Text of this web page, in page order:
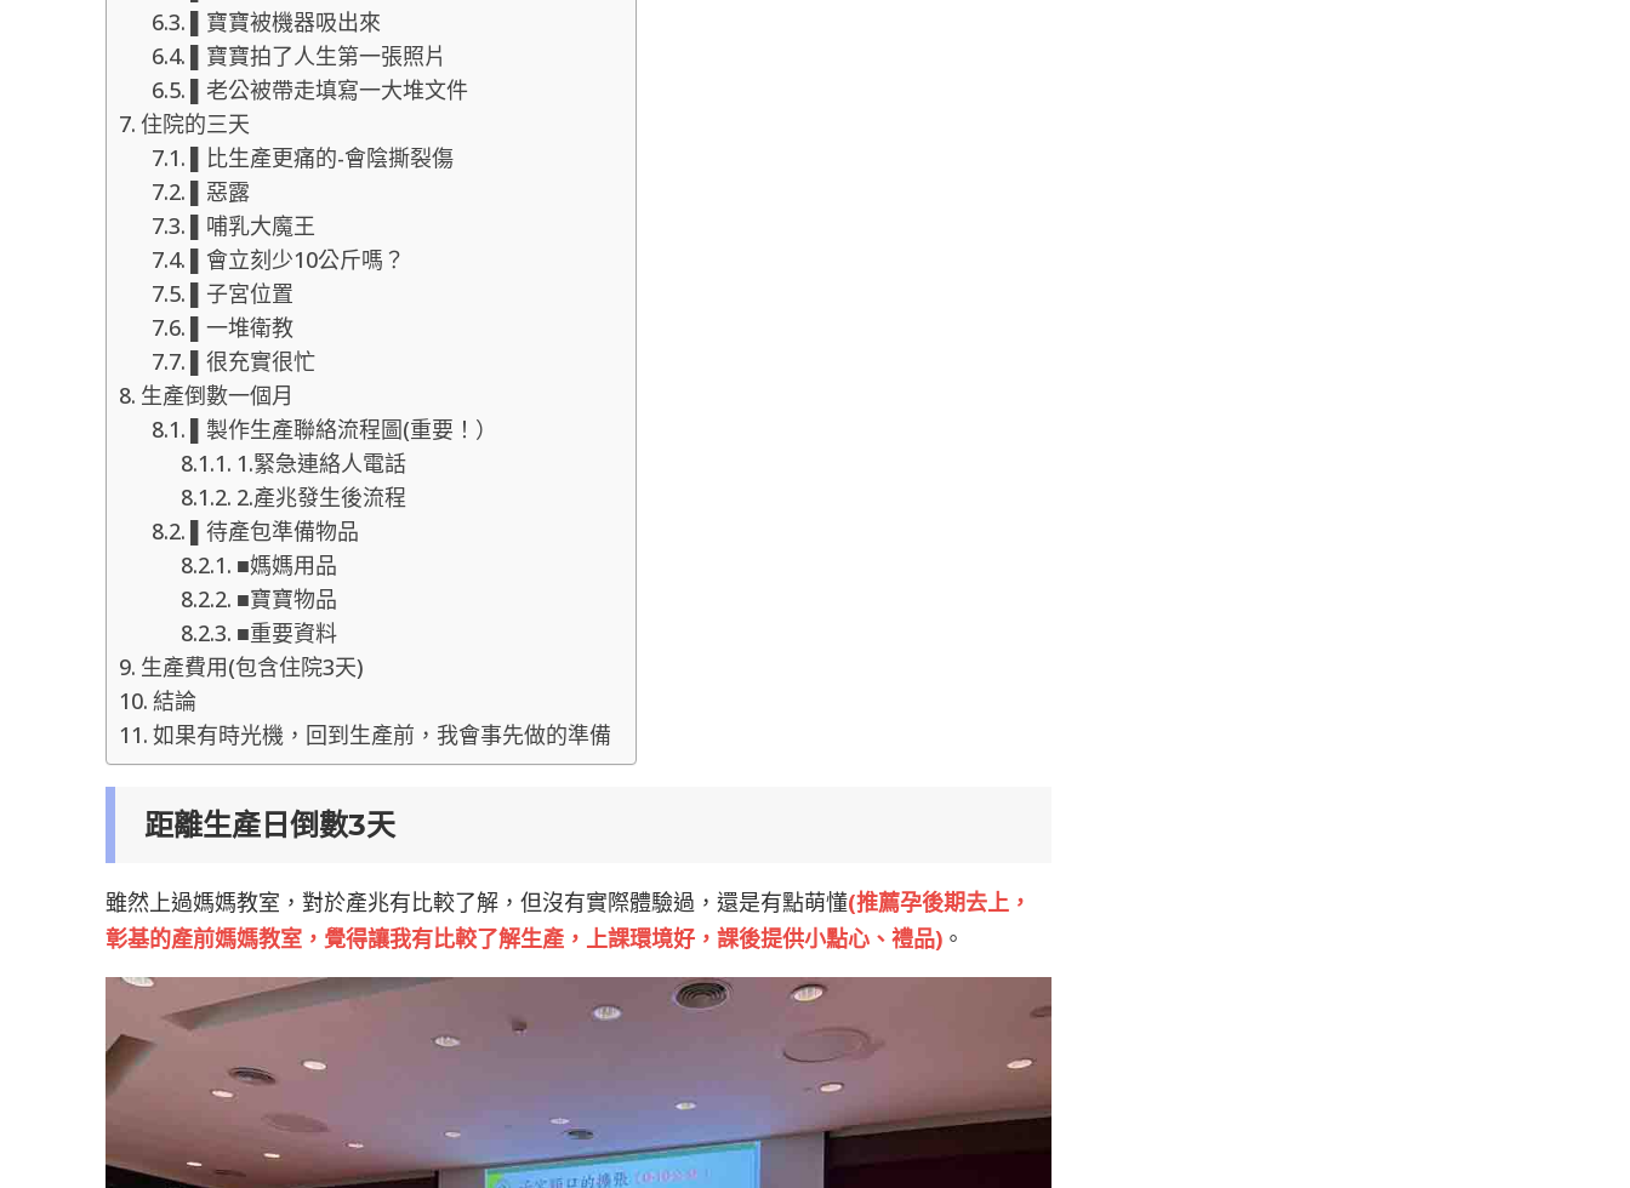
▌寶寶被機器吸出來
▌寶寶拍了人生第一張照片
▌老公被帶走填寫一大堆文件
住院的三天
▌比生產更痛的-會陰撕裂傷
▌惡露
▌哺乳大魔王
▌會立刻少10公斤嗎？
▌子宮位置
▌一堆衛教
▌很充實很忙
生產倒數一個月
▌製作生產聯絡流程圖(重要！）
1.緊急連絡人電話
2.產兆發生後流程
▌待產包準備物品
■媽媽用品
■寶寶物品
■重要資料
生產費用(包含住院3天)
結論
如果有時光機，回到生產前，我會事先做的準備
距離生產日倒數3天
雖然上過媽媽教室，對於產兆有比較了解，但沒有實際體驗過，還是有點萌懂(推薦孕後期去上，
彰基的產前媽媽教室，覺得讓我有比較了解生產，上課環境好，課後提供小點心、禮品) 。